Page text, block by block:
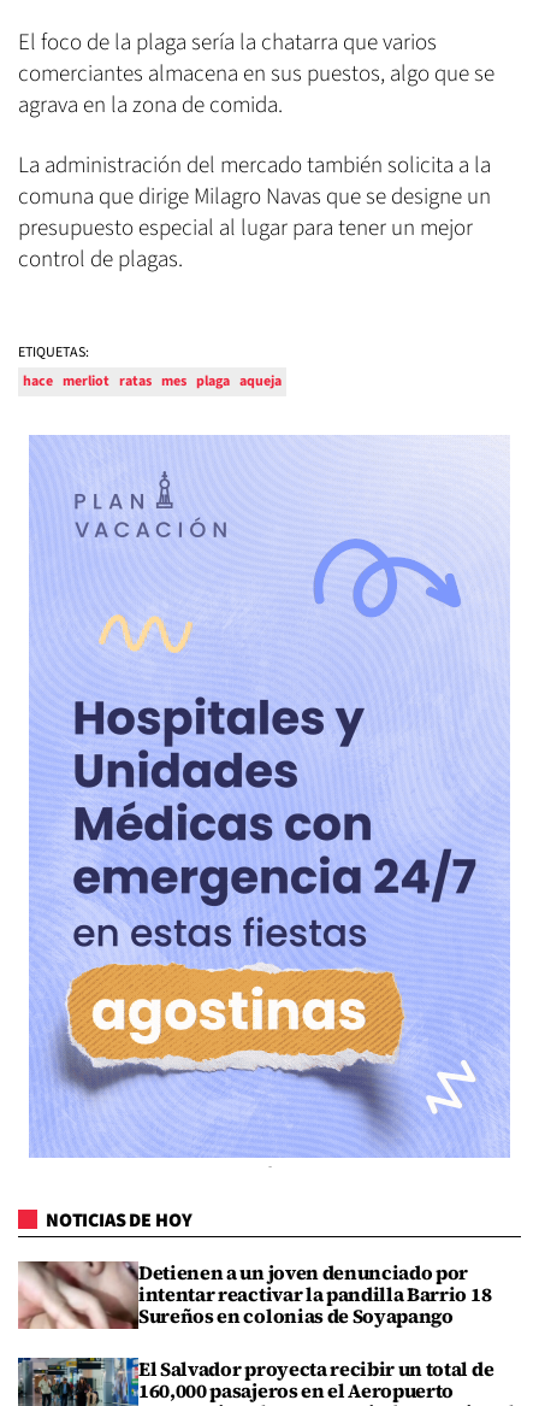
El foco de la plaga sería la chatarra que varios
comerciantes almacena en sus puestos, algo que se
agrava en la zona de comida.
La administración del mercado también solicita a la
comuna que dirige Milagro Navas que se designe un
presupuesto especial al lugar para tener un mejor
control de plagas.
ETIQUETAS:
hace merliot ratas mes plaga aqueja
NOTICIAS DE HOY
Detienen a un joven denunciado por
intentar reactivar la pandilla Barrio 18
Sureños en colonias de Soyapango
El Salvador proyecta recibir un total de
160,000 pasajeros en el Aeropuerto